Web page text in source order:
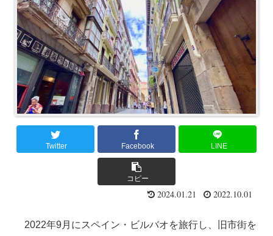
Twitter Facebook LINE
コピー
2024.01.21 2022.10.01
2022年9月にスペイン・ビルバオを旅行し、旧市街を